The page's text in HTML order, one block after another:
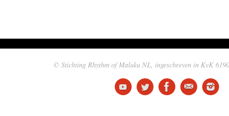
© Stichting Rhythm of Maluku NL, ingeschreven in KvK